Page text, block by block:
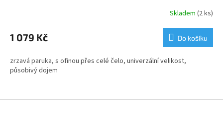
Skladem (2 ks)
1 079 Kč Do košíku
zrzavá paruka, s ofinou přes celé čelo, univerzální velikost,
působivý dojem